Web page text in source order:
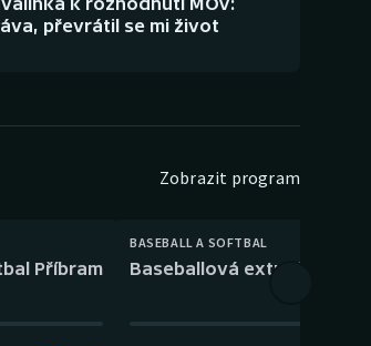
převrátil se mi život
Zobrazit program
Příbram
BASEBALL A SOFTBAL
Baseballová extraliga: